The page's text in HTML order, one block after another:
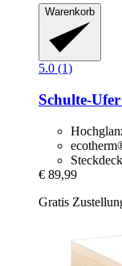
Warenkorb
5.0 (1)
Schulte-Ufer
€ 89,99
Gratis